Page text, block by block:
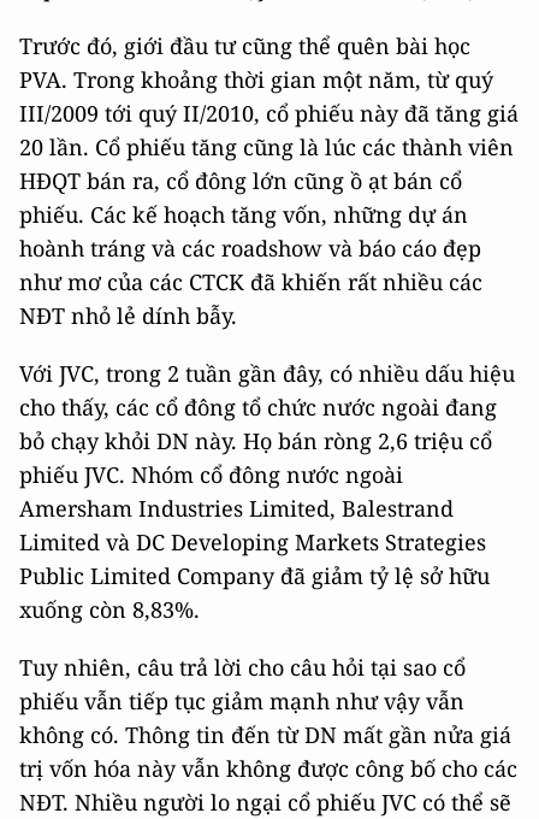
Trước đó, giới đầu tư cũng thể quên bài học
PVA. Trong khoảng thời gian một năm, từ quý
III/2009 tới quý II/2010, cổ phiếu này đã tăng giá
20 lần. Cổ phiếu tăng cũng là lúc các thành viên
HĐQT bán ra, cổ đông lớn cũng ồ ạt bán cổ
phiếu. Các kế hoạch tăng vốn, những dự án
hoành tráng và các roadshow và báo cáo đẹp
như mơ của các CTCK đã khiến rất nhiều các
NĐT nhỏ lẻ dính bẫy.
Với JVC, trong 2 tuần gần đây, có nhiều dấu hiệu
cho thấy, các cổ đông tổ chức nước ngoài đang
bỏ chạy khỏi DN này. Họ bán ròng 2,6 triệu cổ
phiếu JVC. Nhóm cổ đông nước ngoài
Amersham Industries Limited, Balestrand
Limited và DC Developing Markets Strategies
Public Limited Company đã giảm tỷ lệ sở hữu
xuống còn 8,83%.
Tuy nhiên, câu trả lời cho câu hỏi tại sao cổ
phiếu vẫn tiếp tục giảm mạnh như vậy vẫn
không có. Thông tin đến từ DN mất gần nửa giá
trị vốn hóa này vẫn không được công bố cho các
NĐT. Nhiều người lo ngại cổ phiếu JVC có thể sẽ